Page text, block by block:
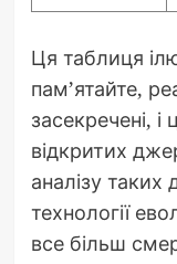
Ця таблиця
пам’ятайте,
засекречені,
відкритих
аналізу таких
технології
все більш